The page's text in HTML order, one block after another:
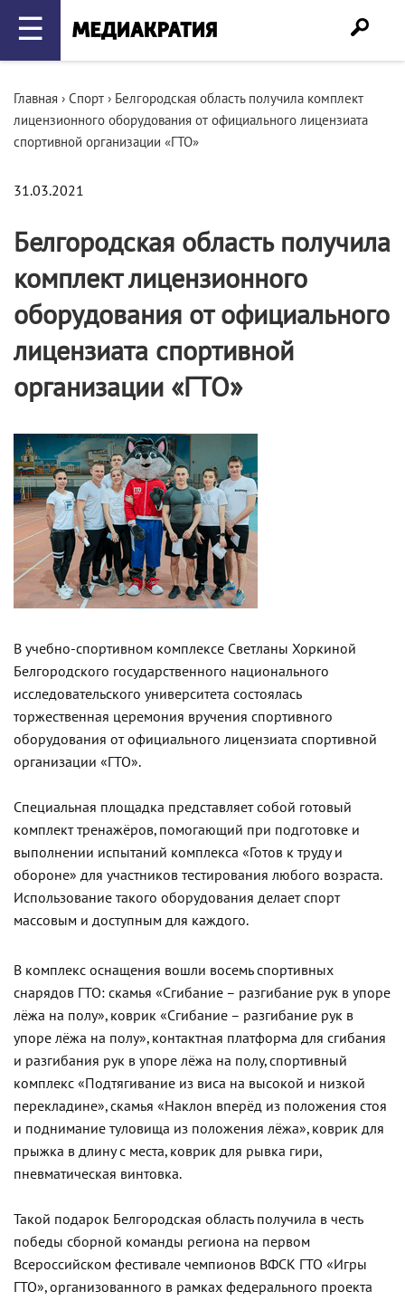
☰
Главная › Спорт › Белгородская область получила комплект
лицензионного оборудования от официального лицензиата
спортивной организации «ГТО»
31.03.2021
Белгородская область получила
комплект лицензионного
оборудования от официального
лицензиата спортивной
организации «ГТО»
В учебно-спортивном комплексе Светланы Хоркиной
Белгородского государственного национального
исследовательского университета состоялась
торжественная церемония вручения спортивного
оборудования от официального лицензиата спортивной
организации «ГТО».
Специальная площадка представляет собой готовый
комплект тренажёров, помогающий при подготовке и
выполнении испытаний комплекса «Готов к труду и
обороне» для участников тестирования любого возраста.
Использование такого оборудования делает спорт
массовым и доступным для каждого.
В комплекс оснащения вошли восемь спортивных
снарядов ГТО: скамья «Сгибание – разгибание рук в упоре
лёжа на полу», коврик «Сгибание – разгибание рук в
упоре лёжа на полу», контактная платформа для сгибания
и разгибания рук в упоре лёжа на полу, спортивный
комплекс «Подтягивание из виса на высокой и низкой
перекладине», скамья «Наклон вперёд из положения стоя
и поднимание туловища из положения лёжа», коврик для
прыжка в длину с места, коврик для рывка гири,
пневматическая винтовка.
Такой подарок Белгородская область получила в честь
победы сборной команды региона на первом
Всероссийском фестивале чемпионов ВФСК ГТО «Игры
ГТО», организованного в рамках федерального проекта